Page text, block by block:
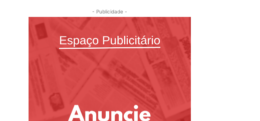
- Publicidade -